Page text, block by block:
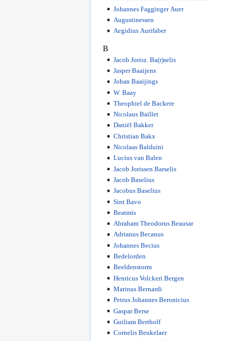
Johannes Fagginger Auer
Augustinessen
Aegidius Aurifaber
B
Jacob Jorisz. Ba(r)selis
Jasper Baaijens
Johan Baaijings
W. Baay
Theophiel de Backere
Nicolaus Baillet
Daniël Bakker
Christian Bakx
Nicolaas Balduini
Lucius van Balen
Jacob Jorissen Barselis
Jacob Baselius
Jacobus Baselius
Sint Bavo
Beatmis
Abraham Theodorus Beausar
Adrianus Becanus
Johannes Becius
Bedelorden
Beeldenstorm
Henricus Volckeri Bergen
Marinus Bernardi
Petrus Johannes Beronicius
Gaspar Berse
Guiliam Bertholf
Cornelis Beukelaer